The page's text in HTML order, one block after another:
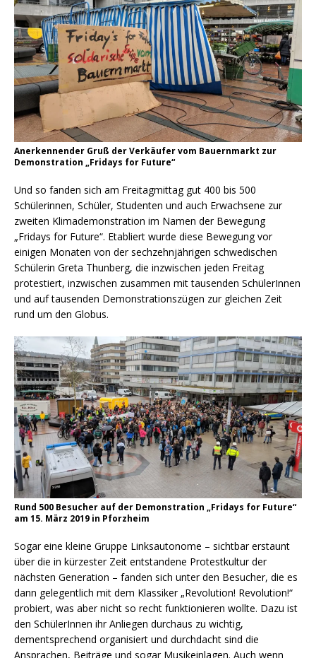
Anerkennender Gruß der Verkäufer vom Bauernmarkt zur
Demonstration „Fridays for Future“
Und so fanden sich am Freitagmittag gut 400 bis 500
Schülerinnen, Schüler, Studenten und auch Erwachsene zur
zweiten Klimademonstration im Namen der Bewegung
„Fridays for Future“. Etabliert wurde diese Bewegung vor
einigen Monaten von der sechzehnjährigen schwedischen
Schülerin Greta Thunberg, die inzwischen jeden Freitag
protestiert, inzwischen zusammen mit tausenden SchülerInnen
und auf tausenden Demonstrationszügen zur gleichen Zeit
rund um den Globus.
Rund 500 Besucher auf der Demonstration „Fridays for Future“
am 15. März 2019 in Pforzheim
Sogar eine kleine Gruppe Linksautonome – sichtbar erstaunt
über die in kürzester Zeit entstandene Protestkultur der
nächsten Generation – fanden sich unter den Besucher, die es
dann gelegentlich mit dem Klassiker „Revolution! Revolution!“
probiert, was aber nicht so recht funktionieren wollte. Dazu ist
den SchülerInnen ihr Anliegen durchaus zu wichtig,
dementsprechend organisiert und durchdacht sind die
Ansprachen, Beiträge und sogar Musikeinlagen. Auch wenn